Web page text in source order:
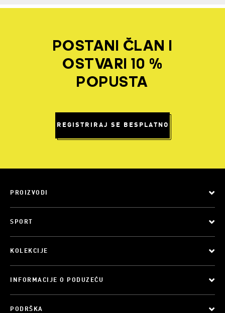
POSTANI ČLAN I
OSTVARI 10 %
POPUSTA
REGISTRIRAJ SE BESPLATNO
PROIZVODI
SPORT
KOLEKCIJE
INFORMACIJE O PODUZEĆU
PODRŠKA